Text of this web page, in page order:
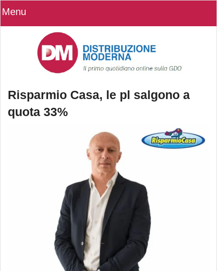
Menu
Risparmio Casa, le pl salgono a
quota 33%